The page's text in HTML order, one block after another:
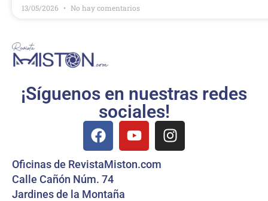
13/05/2026 No hay comentarios
¡Síguenos en nuestras redes
sociales!
Oficinas de RevistaMiston.com
Calle Cañón Núm. 74
Jardines de la Montaña